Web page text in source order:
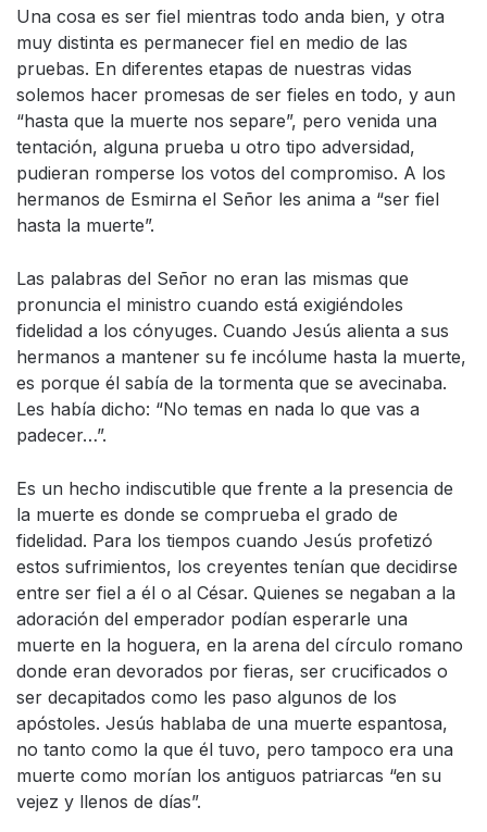
Una cosa es ser fiel mientras todo anda bien, y otra
muy distinta es permanecer fiel en medio de las
pruebas. En diferentes etapas de nuestras vidas
solemos hacer promesas de ser fieles en todo, y aun
“hasta que la muerte nos separe”, pero venida una
tentación, alguna prueba u otro tipo adversidad,
pudieran romperse los votos del compromiso. A los
hermanos de Esmirna el Señor les anima a “ser fiel
hasta la muerte”.
Las palabras del Señor no eran las mismas que
pronuncia el ministro cuando está exigiéndoles
fidelidad a los cónyuges. Cuando Jesús alienta a sus
hermanos a mantener su fe incólume hasta la muerte,
es porque él sabía de la tormenta que se avecinaba.
Les había dicho: “No temas en nada lo que vas a
padecer…”.
Es un hecho indiscutible que frente a la presencia de
la muerte es donde se comprueba el grado de
fidelidad. Para los tiempos cuando Jesús profetizó
estos sufrimientos, los creyentes tenían que decidirse
entre ser fiel a él o al César. Quienes se negaban a la
adoración del emperador podían esperarle una
muerte en la hoguera, en la arena del círculo romano
donde eran devorados por fieras, ser crucificados o
ser decapitados como les paso algunos de los
apóstoles. Jesús hablaba de una muerte espantosa,
no tanto como la que él tuvo, pero tampoco era una
muerte como morían los antiguos patriarcas “en su
vejez y llenos de días”.